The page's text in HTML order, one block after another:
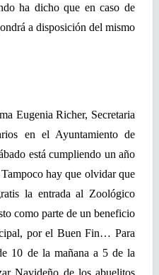
ha dicho que en caso de
a disposición del mismo
Eugenia Richer, Secretaria
en el Ayuntamiento de
está cumpliendo un año
hay que olvidar que
la entrada al Zoológico
como parte de un beneficio
por el Buen Fin… Para
10 de la mañana a 5 de la
Navideño de los abuelitos